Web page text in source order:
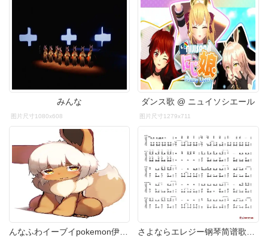
みんな
图片尺寸1080x608
ダンス歌 @ ニュイソシエール
图片尺寸1279x711